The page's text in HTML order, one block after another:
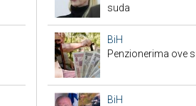
suda
BiH
Penzionerima ove
BiH